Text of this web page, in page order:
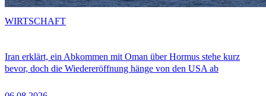
Iran erklärt, ein Abkommen mit Oman über Hormus stehe kurz
bevor, doch die Wiedereröffnung hänge von den USA ab
WIRTSCHAFT